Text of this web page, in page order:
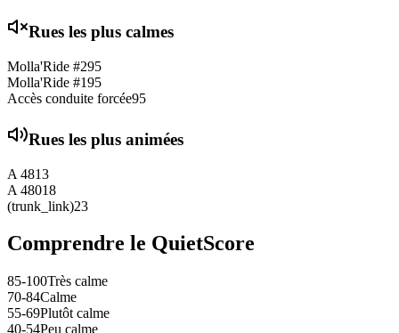
Rues les plus calmes
Molla'Ride #295
Molla'Ride #195
Accès conduite forcée95
Rues les plus animées
A 4813
A 48018
(trunk_link)23
Comprendre le QuietScore
85-100Très calme
70-84Calme
55-69Plutôt calme
40-54Peu calme